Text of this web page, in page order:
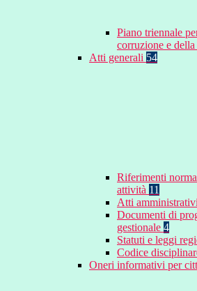
Piano triennale
corruzione e
Atti generali 54
Riferimenti
attività 11
Atti
Documenti di
gestionale 4
Statuti e leggi
Codice
Oneri informativi per